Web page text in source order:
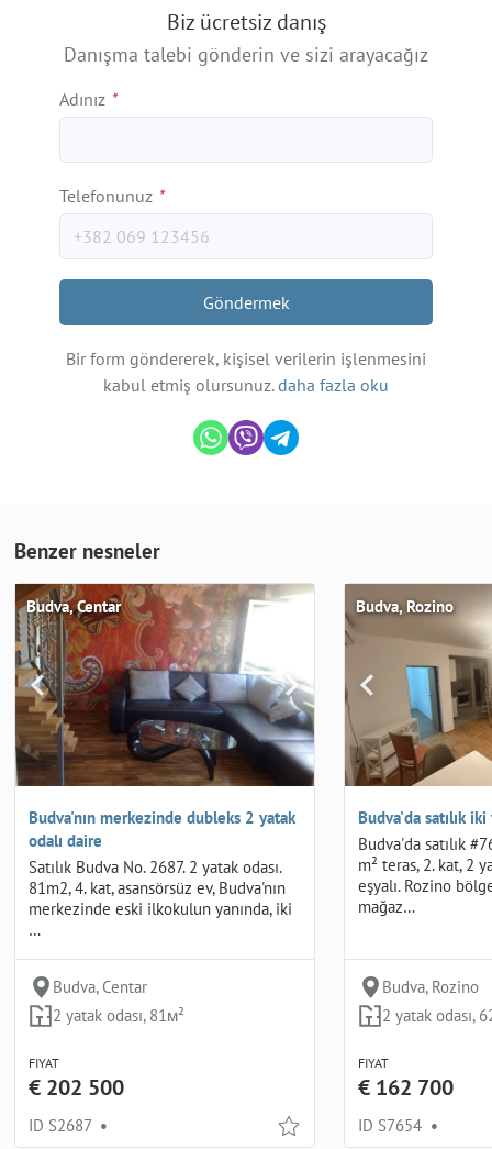
Biz ücretsiz danış
Danışma talebi gönderin ve sizi arayacağız
Adınız *
Telefonunuz *
Göndermek
Bir form göndererek, kişisel verilerin işlenmesini
kabul etmiş olursunuz.daha fazla oku
Benzer nesneler
Budva, Centar
Budva'nın merkezinde dubleks 2 yatak
odalı daire
Satılık Budva No. 2687. 2 yatak odası.
81m2, 4. kat, asansörsüz ev, Budva'nın
merkezinde eski ilkokulun yanında, iki
…
Budva, Centar
2 yatak odası, 81м²
FIYAT
€ 202 500
ID S2687 •
Budva, Rozino
Budva'da satılık
Budva'da satılık
m² teras, 2. kat, 2
eşyalı. Rozino
mağaz…
Budva, Rozino
2 yatak odası,
FIYAT
€ 162 700
ID S7654 •